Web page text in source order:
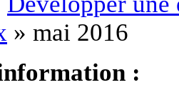
» mai 2016
: